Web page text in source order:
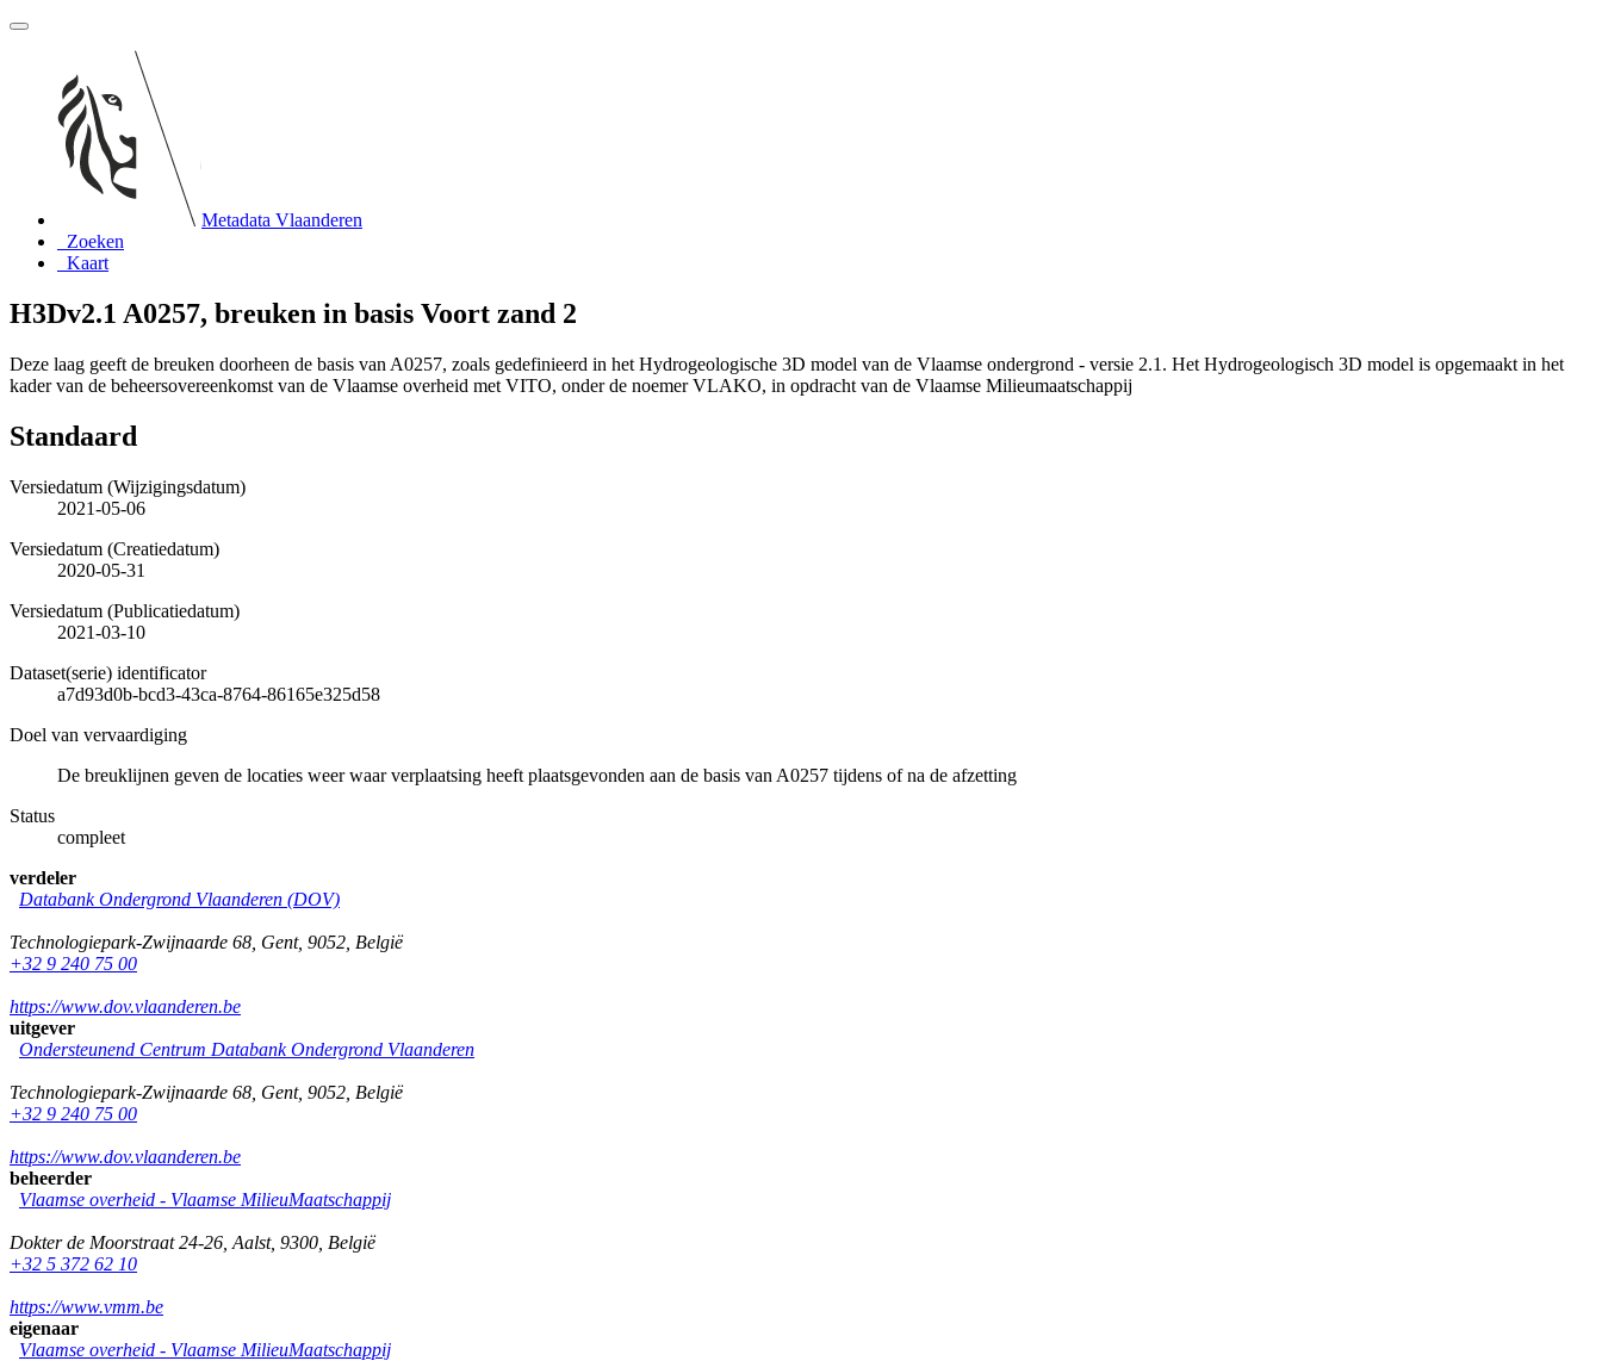
Metadata Vlaanderen
Zoeken
Kaart
H3Dv2.1 A0257, breuken in basis Voort zand 2
Deze laag geeft de breuken doorheen de basis van A0257, zoals gedefinieerd in het Hydrogeologische 3D model van de Vlaamse ondergrond - versie 2.1. Het Hydrogeologisch 3D model is opgemaakt in het
kader van de beheersovereenkomst van de Vlaamse overheid met VITO, onder de noemer VLAKO, in opdracht van de Vlaamse Milieumaatschappij
Standaard
Versiedatum (Wijzigingsdatum)
2021-05-06
Versiedatum (Creatiedatum)
2020-05-31
Versiedatum (Publicatiedatum)
2021-03-10
Dataset(serie) identificator
a7d93d0b-bcd3-43ca-8764-86165e325d58
Doel van vervaardiging
De breuklijnen geven de locaties weer waar verplaatsing heeft plaatsgevonden aan de basis van A0257 tijdens of na de afzetting
Status
compleet
verdeler
Databank Ondergrond Vlaanderen (DOV)
Technologiepark-Zwijnaarde 68 Gent, 9052 België
+32 9 240 75 00
https://www.dov.vlaanderen.be
uitgever
Ondersteunend Centrum Databank Ondergrond Vlaanderen
Technologiepark-Zwijnaarde 68 Gent, 9052 België
+32 9 240 75 00
https://www.dov.vlaanderen.be
beheerder
Vlaamse overheid - Vlaamse MilieuMaatschappij
Dokter de Moorstraat 24-26 Aalst, 9300 België
+32 5 372 62 10
https://www.vmm.be
eigenaar
Vlaamse overheid - Vlaamse MilieuMaatschappij